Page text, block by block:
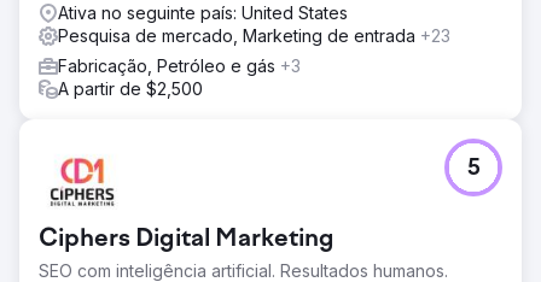
vinculação de campanhas sociais ao nosso site para
obter mais informações. O conteúdo educacional foi
premiado e houve um aumento nas consultas de
embaixadores da SM.
Ativa no seguinte país: United States
Pesquisa de mercado, Marketing de entrada +23
Fabricação, Petróleo e gás +3
A partir de $2,500
Ciphers Digital Marketing
SEO com inteligência artificial. Resultados humanos.
5